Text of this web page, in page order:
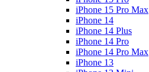
iPhone 15 Pro Max
iPhone 14
iPhone 14 Plus
iPhone 14 Pro
iPhone 14 Pro Max
iPhone 13